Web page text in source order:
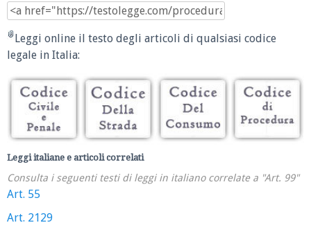
Leggi online il testo degli articoli di qualsiasi codice
legale in Italia:
Leggi italiane e articoli correlati
Consulta i seguenti testi di leggi in italiano correlate a "Art. 99"
Art. 55
Art. 2129